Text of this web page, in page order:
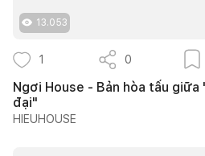
13.053
1 0
Ngơi House - Bản hòa tấu
đại"
HIEUHOUSE